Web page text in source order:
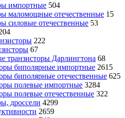
импортные 504
маломощные отечественные 15
силовые отечественные 53
222
67
транзисторы Дарлингтона 68
биполярные импортные 2615
биполярные отечественные 625
полевые импортные 3284
полевые отечественные 322
дроссели 4299
2659